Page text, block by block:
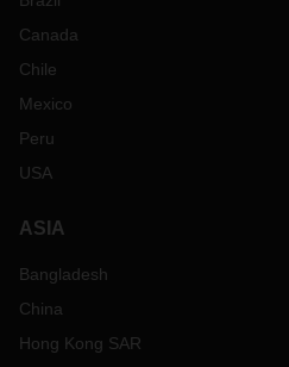
Canada
Chile
Mexico
Peru
USA
ASIA
Bangladesh
China
Hong Kong SAR